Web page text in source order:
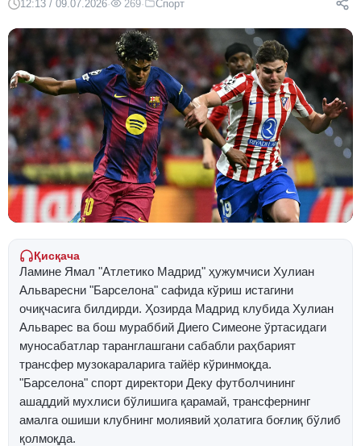
12:13 / 09.07.2026· 269· Спорт
Қисқача
Ламине Ямал "Атлетико Мадрид" ҳужумчиси Хулиан
Альваресни "Барселона" сафида кўриш истагини
очиқчасига билдирди. Ҳозирда Мадрид клубида Хулиан
Альварес ва бош мураббий Диего Симеоне ўртасидаги
муносабатлар таранглашгани сабабли раҳбарият
трансфер музокараларига тайёр кўринмоқда.
"Барселона" спорт директори Деку футболчининг
ашаддий мухлиси бўлишига қарамай, трансфернинг
амалга ошиши клубнинг молиявий ҳолатига боғлиқ бўлиб
қолмоқда.